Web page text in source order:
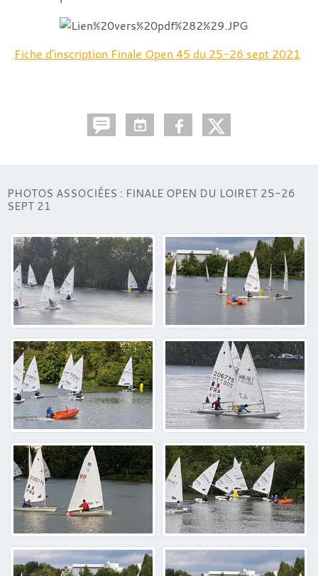
Fiche d'inscription Finale Open 45 du 25-26 sept 2021
PHOTOS ASSOCIÉES : FINALE OPEN DU LOIRET 25-26
SEPT 21